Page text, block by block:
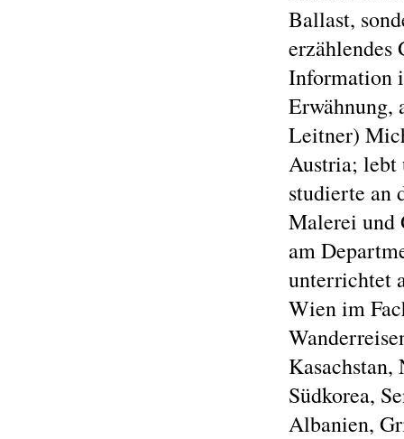
Ballast,
erzählendes
Information
Erwähnung,
Leitner)
Austria; lebt
studierte an
Malerei und
am
unterrichtet
Wien im
Südkorea,
Albanien,